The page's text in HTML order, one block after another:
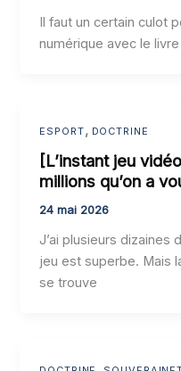
Il faut un certain culot
numérique avec le
ESPORT, DOCTRINE
[L’instant jeu
millions qu’on a
24 mai 2026
J’ai plusieurs dizaines
jeu est superbe. Mais
se trouve